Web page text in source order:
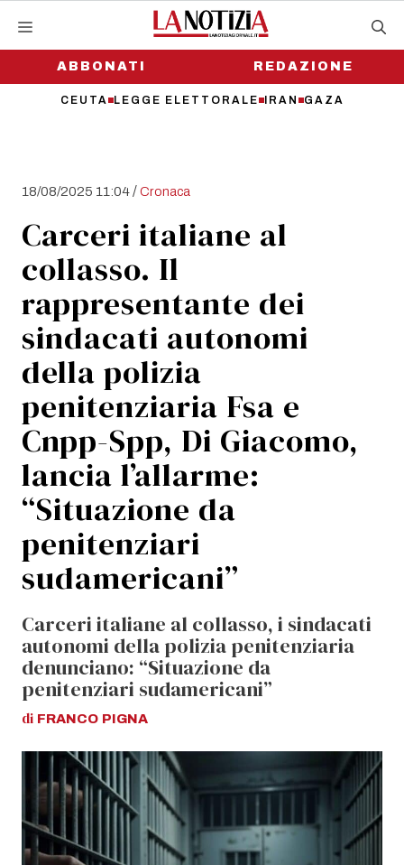
contenutoABBONATI
CEUTA LEGGE ELETTORALE IRAN GAZA
REDAZIONE
18/08/2025 11:04/Cronaca
Carceri italiane al
collasso. Il
rappresentante dei
sindacati autonomi
della polizia
penitenziaria Fsa e
Cnpp-Spp, Di Giacomo,
lancia l’allarme:
“Situazione da
penitenziari
sudamericani”
Carceri italiane al collasso, i sindacati
autonomi della polizia penitenziaria
denunciano: “Situazione da
penitenziari sudamericani”
di FRANCO PIGNA